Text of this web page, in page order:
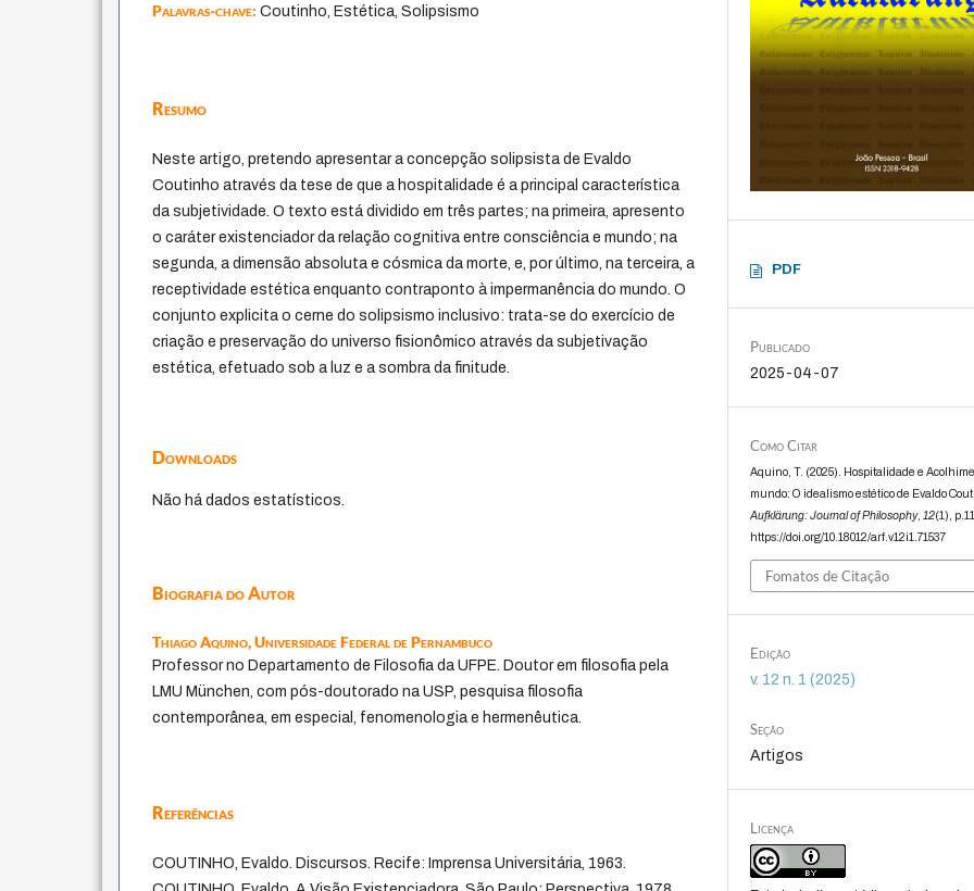
Palavras-chave:Coutinho, Estética, Solipsismo
Resumo
Neste artigo, pretendo apresentar a concepção solipsista de Evaldo
Coutinho através da tese de que a hospitalidade é a principal característica
da subjetividade. O texto está dividido em três partes; na primeira, apresento
o caráter existenciador da relação cognitiva entre consciência e mundo; na
segunda, a dimensão absoluta e cósmica da morte, e, por último, na terceira, a
receptividade estética enquanto contraponto à impermanência do mundo. O
conjunto explicita o cerne do solipsismo inclusivo: trata-se do exercício de
criação e preservação do universo fisionômico através da subjetivação
estética, efetuado sob a luz e a sombra da finitude.
Downloads
Não há dados estatísticos.
Biografia do Autor
Thiago Aquino,Universidade Federal de Pernambuco
Professor no Departamento de Filosofia da UFPE. Doutor em filosofia pela
LMU München, com pós-doutorado na USP, pesquisa filosofia
contemporânea, em especial, fenomenologia e hermenêutica.
Referências
COUTINHO, Evaldo. Discursos. Recife: Imprensa Universitária, 1963.
PDF
Publicado
2025-04-07
Como Citar
Aquino, T. (2025). Hospitalidade e
mundo: O idealismo estético de Evaldo
Aufklärung: Journal of Philosophy, 12(1),
https://doi.org/10.18012/arf.v12i1.71537
Fomatos de Citação
Edição
v. 12 n. 1 (2025)
Seção
Artigos
Licença